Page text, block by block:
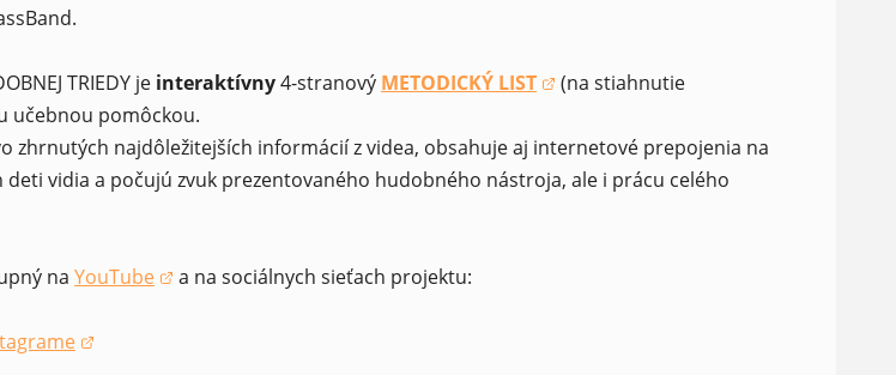
TRIEDY je interaktívny4-stranový METODICKÝ LIST
(opens in a new window)
(na stiahnutie
učebnou pomôckou.
zhrnutých najdôležitejších informácií z videa, obsahuje aj internetové prepojenia na
vidia a počujú zvuk prezentovaného hudobného nástroja, ale i prácu celého
na YouTube
(opens in a new window)
a na sociálnych sieťach projektu: